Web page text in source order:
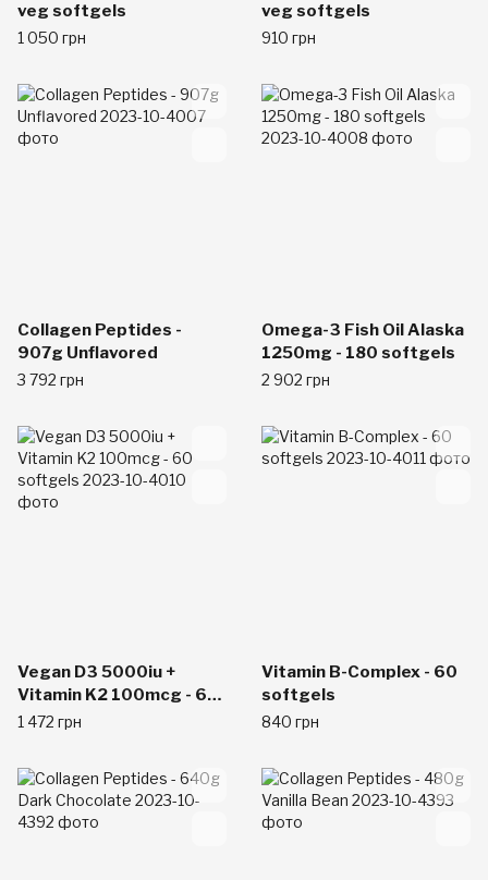
veg softgels
1 050 грн
veg softgels
910 грн
Collagen Peptides -
907g Unflavored
3 792 грн
Omega-3 Fish Oil Alaska
1250mg - 180 softgels
2 902 грн
Vegan D3 5000iu +
Vitamin K2 100mcg - 60
softgels
1 472 грн
Vitamin B-Complex - 60
softgels
840 грн